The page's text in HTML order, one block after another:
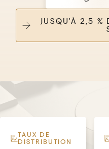
JUSQU'À 2,5 %
TAUX DE
DISTRIBUTION